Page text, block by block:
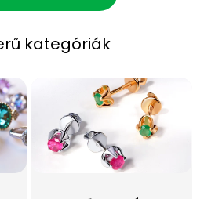
kategóriák